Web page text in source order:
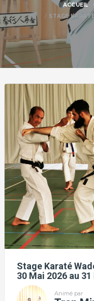
ACCUEIL
STAGE
Stage Karaté
30 Mai 2026 au
Animé par